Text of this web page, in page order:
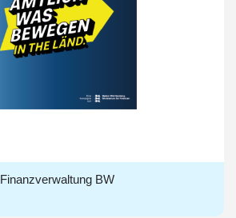
Finanzverwaltung BW
Finanzverwaltung BW